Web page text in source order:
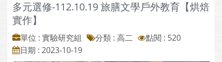
多元選修-112.10.19 旅膳文學戶外教育【烘焙
實作】
單位 : 實驗研究組 分類 : 高二
點閱 : 520
日期 : 2023-10-19